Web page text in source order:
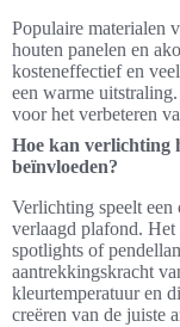
Populaire materialen
houten panelen en
kosteneffectief en
een warme
voor het verbeteren
Hoe kan verlichting
beïnvloeden?
Verlichting speelt een
verlaagd plafond. Het
spotlights of
aantrekkingskracht
kleurtemperatuur en
creëren van de juiste